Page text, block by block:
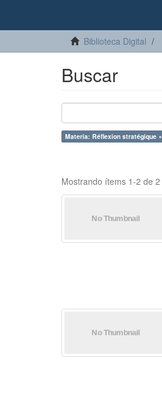
Biblioteca Digital
Buscar
Materia: Réflexion stratégique ×
Mostrando ítems 1-2 de 2